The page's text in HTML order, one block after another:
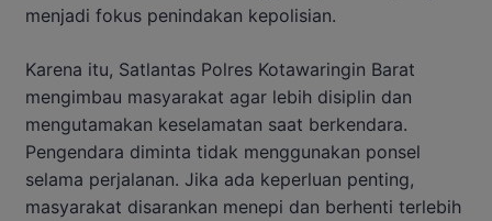
menjadi fokus penindakan kepolisian.
Karena itu, Satlantas Polres Kotawaringin Barat
mengimbau masyarakat agar lebih disiplin dan
mengutamakan keselamatan saat berkendara.
Pengendara diminta tidak menggunakan ponsel
selama perjalanan. Jika ada keperluan penting,
masyarakat disarankan menepi dan berhenti terlebih